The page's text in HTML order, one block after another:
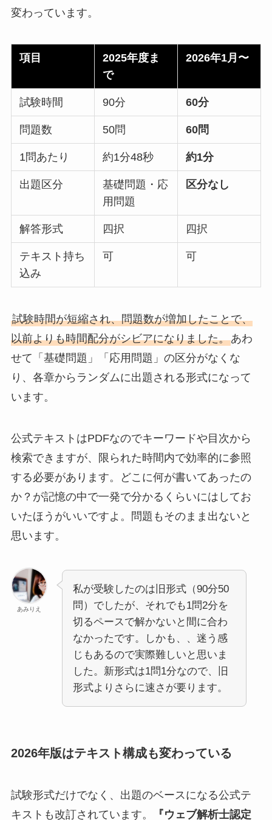
変わっています。
項目
2025年度ま
で
2026年1月〜
試験時間 90分 60分
問題数 50問 60問
1問あたり 約1分48秒 約1分
出題区分
基礎問題・応
用問題
区分なし
解答形式 四択 四択
テキスト持ち
込み
可 可
試験時間が短縮され、問題数が増加したことで、
以前よりも時間配分がシビアになりました。あわ
せて「基礎問題」「応用問題」の区分がなくな
り、各章からランダムに出題される形式になって
います。
公式テキストはPDFなのでキーワードや目次から
検索できますが、限られた時間内で効率的に参照
する必要があります。どこに何が書いてあったの
か？が記憶の中で一発で分かるくらいにはしてお
いたほうがいいですよ。問題もそのまま出ないと
思います。
あみりえ
私が受験したのは旧形式（90分50
問）でしたが、それでも1問2分を
切るペースで解かないと間に合わ
なかったです。しかも、、迷う感
じもあるので実際難しいと思いま
した。新形式は1問1分なので、旧
形式よりさらに速さが要ります。
2026年版はテキスト構成も変わっている
試験形式だけでなく、出題のベースになる公式テ
キストも改訂されています。
『ウェブ解析士認定